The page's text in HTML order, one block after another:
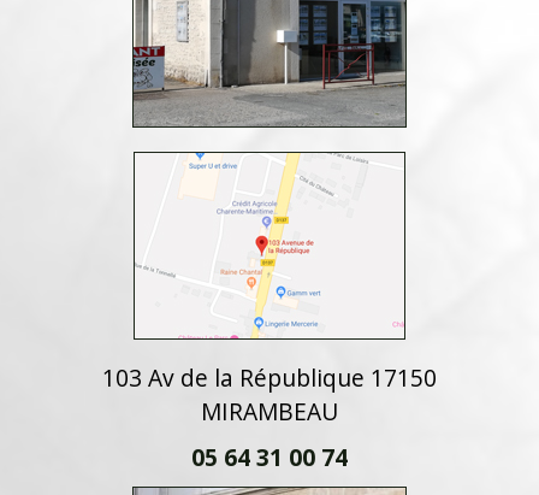
103 Av de la République 17150
MIRAMBEAU
05 64 31 00 74